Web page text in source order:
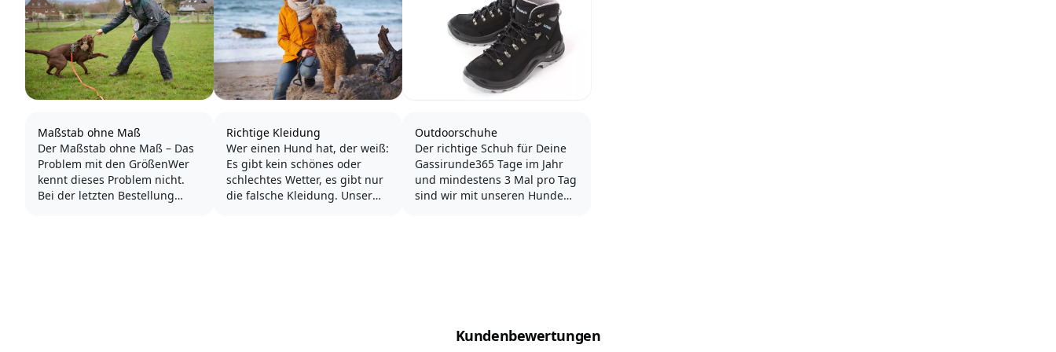
Maßstab ohne Maß
Der Maßstab ohne Maß – Das
Problem mit den GrößenWer
kennt dieses Problem nicht.
Bei der letzten Bestellung
Richtige Kleidung
Wer einen Hund hat, der weiß:
Es gibt kein schönes oder
schlechtes Wetter, es gibt nur
die falsche Kleidung. Unser
Outdoorschuhe
Der richtige Schuh für Deine
Gassirunde365 Tage im Jahr
und mindestens 3 Mal pro Tag
sind wir mit unseren Hunden
Kundenbewertungen